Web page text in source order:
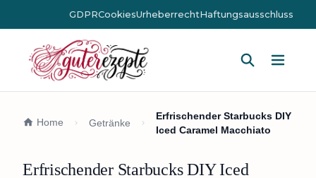
GDPRCookiesUrheberrechtHaftungsausschluss
Home Getränke
Erfrischender Starbucks DIY
Iced Caramel Macchiato
Erfrischender Starbucks DIY Iced